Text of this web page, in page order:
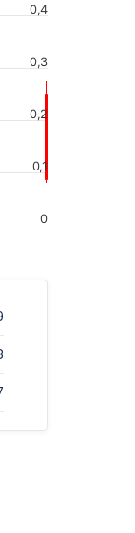
0
0,1
0,2
0,3
0,4